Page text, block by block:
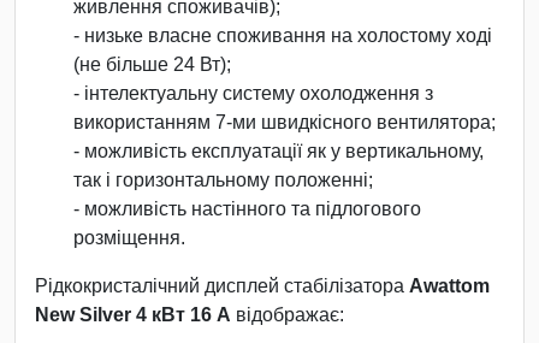
живлення споживачів);
- низьке власне споживання на холостому ході
(не більше 24 Вт);
- інтелектуальну систему охолодження з
використанням 7-ми швидкісного вентилятора;
- можливість експлуатації як у вертикальному,
так і горизонтальному положенні;
- можливість настінного та підлогового
розміщення.
Рідкокристалічний дисплей стабілізатора Awattom
New Silver 4 кВт 16 А відображає: